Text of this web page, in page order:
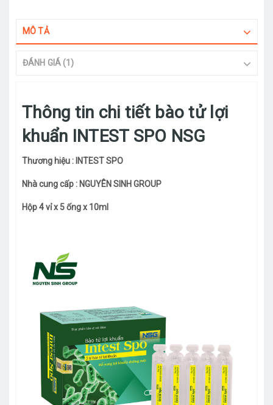
MÔ TẢ
ĐÁNH GIÁ (1)
Thông tin chi tiết bào tử lợi
khuẩn INTEST SPO NSG
Thương hiệu : INTEST SPO
Nhà cung cấp : NGUYÊN SINH GROUP
Hộp 4 vỉ x 5 ống x 10ml